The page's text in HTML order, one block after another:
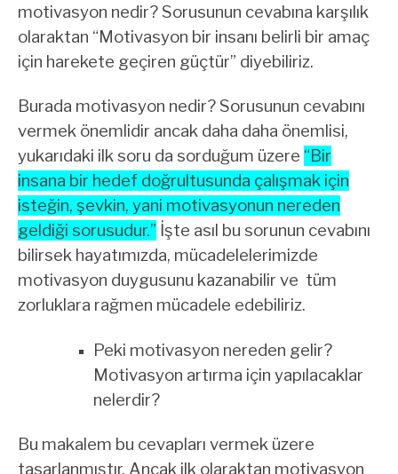
motivasyon nedir? Sorusunun cevabına karşılık
olaraktan “Motivasyon bir insanı belirli bir amaç
için harekete geçiren güçtür” diyebiliriz.
Burada motivasyon nedir? Sorusunun cevabını
vermek önemlidir ancak daha daha önemlisi,
yukarıdaki ilk soru da sorduğum üzere “Bir
insana bir hedef doğrultusunda çalışmak için
isteğin, şevkin, yani motivasyonun nereden
geldiği sorusudur.” İşte asıl bu sorunun cevabını
bilirsek hayatımızda, mücadelelerimizde
motivasyon duygusunu kazanabilir ve tüm
zorluklara rağmen mücadele edebiliriz.
Peki motivasyon nereden gelir?
Motivasyon artırma için yapılacaklar
nelerdir?
Bu makalem bu cevapları vermek üzere
tasarlanmıştır. Ancak ilk olaraktan motivasyon